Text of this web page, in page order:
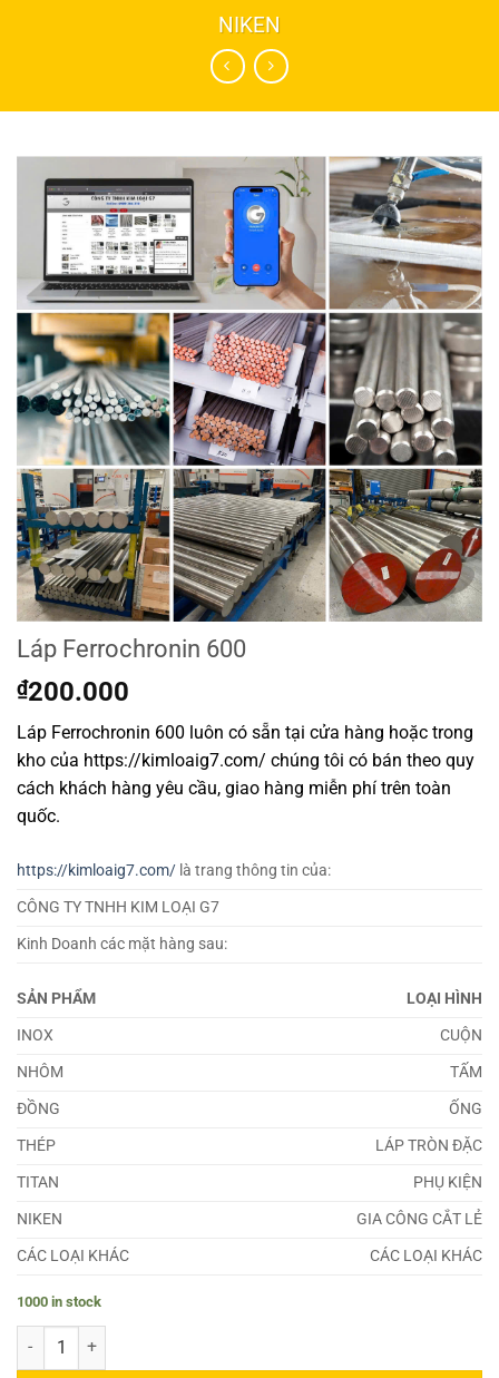
NIKEN
Láp Ferrochronin 600
₫200.000
Láp Ferrochronin 600 luôn có sẵn tại cửa hàng hoặc trong
kho của https://kimloaig7.com/ chúng tôi có bán theo quy
cách khách hàng yêu cầu, giao hàng miễn phí trên toàn
quốc.
https://kimloaig7.com/ là trang thông tin của:
CÔNG TY TNHH KIM LOẠI G7
Kinh Doanh các mặt hàng sau:
SẢN PHẨM
LOẠI HÌNH
INOX
CUỘN
NHÔM
TẤM
ĐỒNG
ỐNG
THÉP
LÁP TRÒN ĐẶC
TITAN
PHỤ KIỆN
NIKEN
GIA CÔNG CẮT LẺ
CÁC LOẠI KHÁC
CÁC LOẠI KHÁC
1000 in stock
Láp Ferrochronin 600 quantity